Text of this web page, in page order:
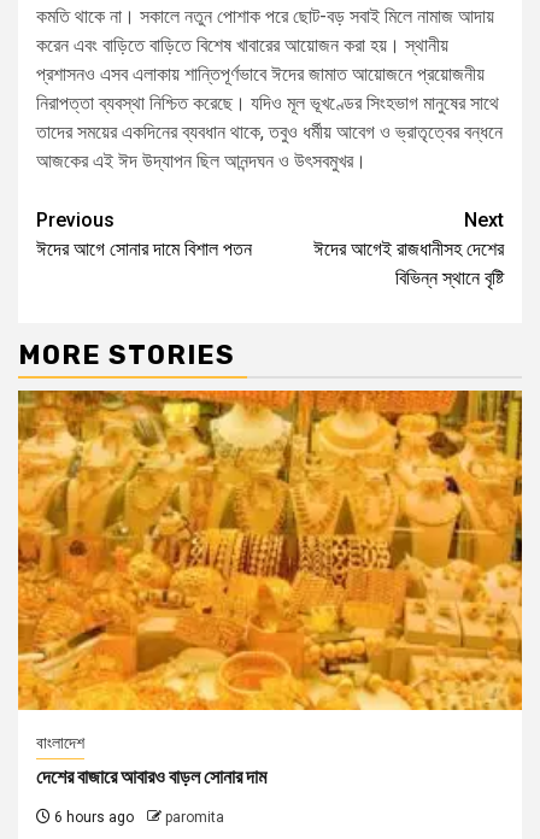
কমতি থাকে না। সকালে নতুন পোশাক পরে ছোট-বড় সবাই মিলে নামাজ আদায়
করেন এবং বাড়িতে বাড়িতে বিশেষ খাবারের আয়োজন করা হয়। স্থানীয়
প্রশাসনও এসব এলাকায় শান্তিপূর্ণভাবে ঈদের জামাত আয়োজনে প্রয়োজনীয়
নিরাপত্তা ব্যবস্থা নিশ্চিত করেছে। যদিও মূল ভূখণ্ডের সিংহভাগ মানুষের সাথে
তাদের সময়ের একদিনের ব্যবধান থাকে, তবুও ধর্মীয় আবেগ ও ভ্রাতৃত্বের বন্ধনে
আজকের এই ঈদ উদ্‌যাপন ছিল আনন্দঘন ও উৎসবমুখর।
Previous
ঈদের আগে সোনার দামে বিশাল পতন
Next
ঈদের আগেই রাজধানীসহ দেশের
বিভিন্ন স্থানে বৃষ্টি
MORE STORIES
বাংলাদেশ
দেশের বাজারে আবারও বাড়ল সোনার দাম
6 hours ago paromita